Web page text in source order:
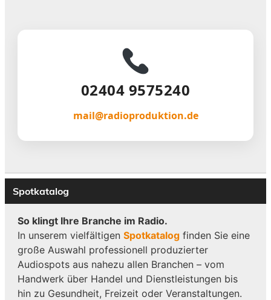
02404 9575240
mail@radioproduktion.de
Spotkatalog
So klingt Ihre Branche im Radio.
In unserem vielfältigen Spotkatalogfinden Sie eine
große Auswahl professionell produzierter
Audiospots aus nahezu allen Branchen – vom
Handwerk über Handel und Dienstleistungen bis
hin zu Gesundheit, Freizeit oder Veranstaltungen.